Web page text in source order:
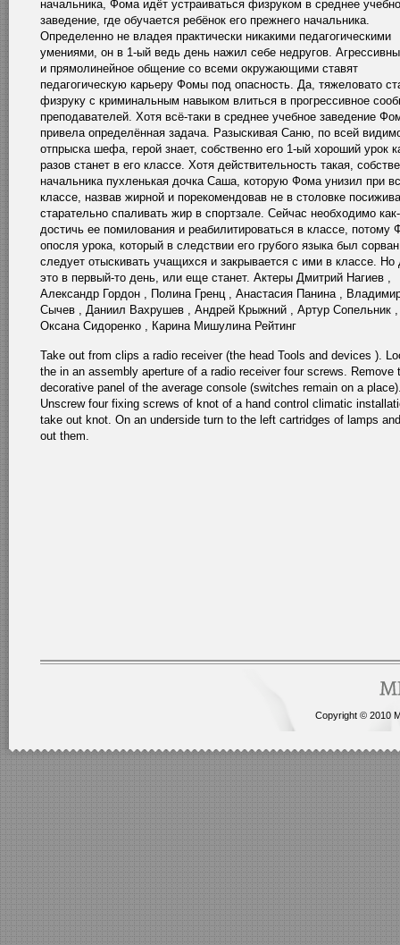
начальника, Фома идёт устраиваться физруком в среднее
заведение, где обучается ребёнок его прежнего начальника.
Определенно не владея практически никакими педагогическими
умениями, он в 1-ый ведь день нажил себе недругов.
и прямолинейное общение со всеми окружающими ставят
педагогическую карьеру Фомы под опасность. Да, тяжеловато
физруку с криминальным навыком влиться в прогрессивное
преподавателей. Хотя всё-таки в среднее учебное заведение
привела определённая задача. Разыскивая Саню, по всей
отпрыска шефа, герой знает, собственно его 1-ый хороший урок
разов станет в его классе. Хотя действительность такая,
начальника пухленькая дочка Саша, которую Фома унизил при
классе, назвав жирной и порекомендовав не в столовке
старательно спаливать жир в спортзале. Сейчас необходимо
достичь ее помилования и реабилитироваться в классе, потому
опосля урока, который в следствии его грубого языка был сорван
следует отыскивать учащихся и закрывается с ими в классе. Но
это в первый-то день, или еще станет. Актеры Дмитрий Нагиев ,
Александр Гордон , Полина Гренц , Анастасия Панина ,
Сычев , Даниил Вахрушев , Андрей Крыжний , Артур Сопельник ,
Оксана Сидоренко , Карина Мишулина Рейтинг
Take out from clips a radio receiver (the head Tools and devices ).
the in an assembly aperture of a radio receiver four screws. Remove
decorative panel of the average console (switches remain on a
Unscrew four fixing screws of knot of a hand control climatic
take out knot. On an underside turn to the left cartridges of lamps
out them.
Copyright © 2010